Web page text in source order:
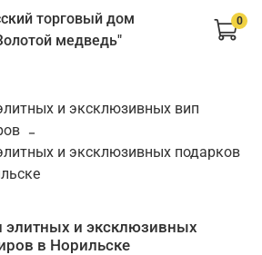
торговый дом
медведь"
0
и эксклюзивных вип
и эксклюзивных подарков
элитных и эксклюзивных
в Норильске